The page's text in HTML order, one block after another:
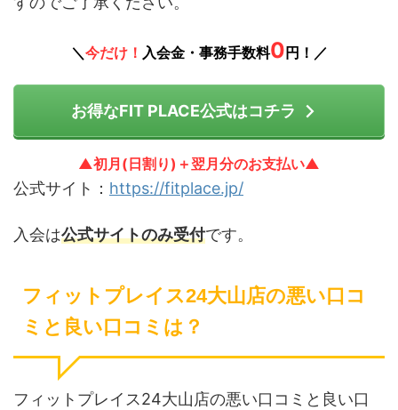
＼今だけ！ 入会金・事務手数料0 円！／
お得なFIT PLACE公式はコチラ
▲初月(日割り)＋翌月分のお支払い▲
公式サイト： https://fitplace.jp/
入会は公式サイトのみ受付です。
フィットプレイス24大山店の悪い口コ
ミと良い口コミは？
フィットプレイス24大山店の悪い口コミと良い口